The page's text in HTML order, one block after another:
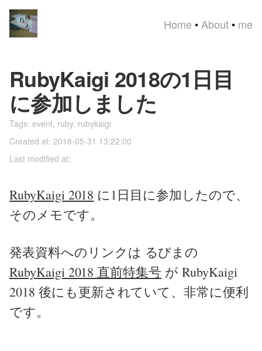
Home • About • me
RubyKaigi 2018の1日目
に参加しました
Tags: event, ruby, rubykaigi
Created at: 2018-05-31 13:22:00
Last modified at:
RubyKaigi 2018 に1日目に参加したので、
そのメモです。
発表資料へのリンクは るびまの
RubyKaigi 2018 直前特集号 が RubyKaigi
2018 後にも更新されていて、非常に便利
です。